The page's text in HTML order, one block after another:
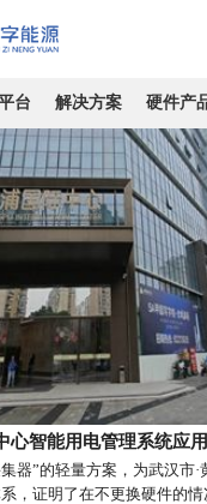
台 解决方案 硬件产
市场/综合体
心智能用电管理系统应
器”的轻量方案，为武汉市
，证明了在不更换硬件的